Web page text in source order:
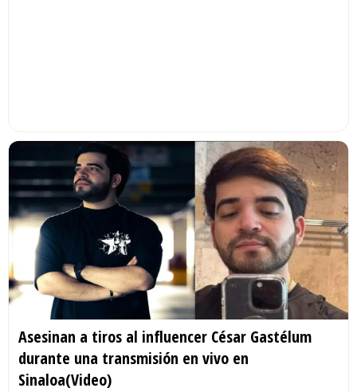
Asesinan a tiros al influencer César Gastélum
durante una transmisión en vivo en
Sinaloa(Video)